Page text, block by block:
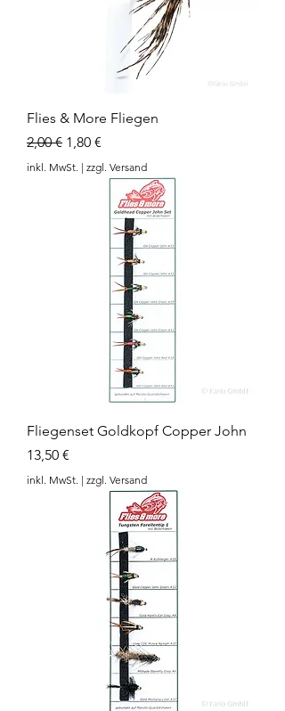
Flies & More Fliegen
Standardpreis
2,00 € Sale-Preis
1,80 €
inkl. MwSt. | zzgl. Versand
Fliegenset Goldkopf Copper John
Preis
13,50 €
inkl. MwSt. | zzgl. Versand